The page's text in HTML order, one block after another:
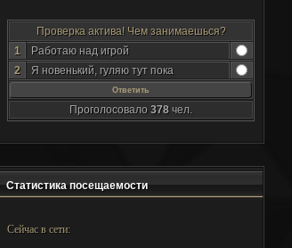
Проверка актива! Чем занимаешься?
1
Работаю над игрой
2
Я новенький, гуляю тут пока
Проголосовало 378 чел.
Статистика посещаемости
Сейчас в сети: